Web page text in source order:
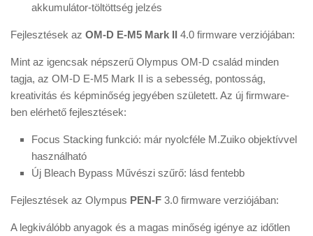
akkumulátor-töltöttség jelzés
Fejlesztések az OM-D E-M5 Mark II 4.0 firmware verziójában:
Mint az igencsak népszerű Olympus OM-D család minden
tagja, az OM-D E-M5 Mark II is a sebesség, pontosság,
kreativitás és képminőség jegyében született. Az új firmware-
ben elérhető fejlesztések:
Focus Stacking funkció: már nyolcféle M.Zuiko objektívvel
használható
Új Bleach Bypass Művészi szűrő: lásd fentebb
Fejlesztések az Olympus PEN-F 3.0 firmware verziójában:
A legkiválóbb anyagok és a magas minőség igénye az időtlen